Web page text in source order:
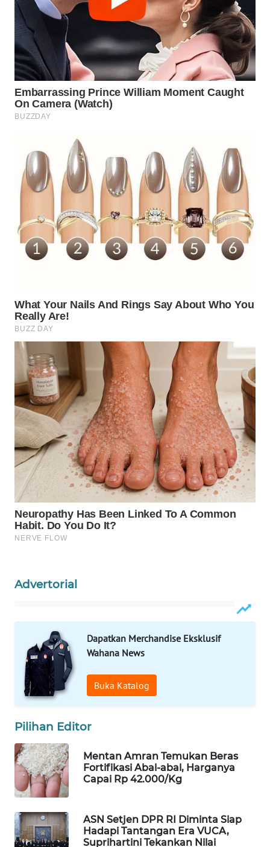
Advertorial
Dapatkan Merchandise Eksklusif
Wahana News
Buka Katalog
Pilihan Editor
Mentan Amran Temukan Beras
Fortifikasi Abal-abal, Harganya
Capai Rp 42.000/Kg
ASN Setjen DPR RI Diminta Siap
Hadapi Tantangan Era VUCA,
Suprihartini Tekankan Nilai
WN
PRIANGAN
TIMUR
WN
SEMARANG
WN
SOLO
WN
BOROBUDUR
WN
SURABAYA
NATUNA
WN
BINTAN
WN
MANDALIKA
WN
LIKUPANG
WN
LABUANBAJO
WN
BORNEO
Group
WAHANA
TANI
WAHANA
ADVOKAT
INFRASTRUKTUR
WAHANA
KONSUMEN
WAHANA
LISTRIK